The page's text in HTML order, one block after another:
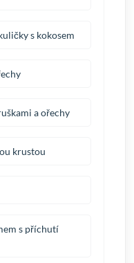
s kokosem
a ořechy
krustou
s příchutí